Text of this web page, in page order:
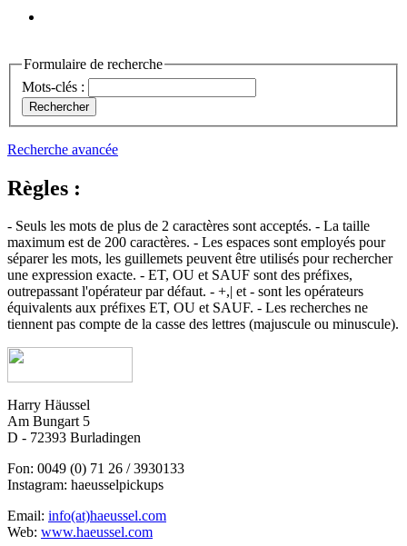
Formulaire de recherche
Mots-clés :
Recherche avancée
Règles :
- Seuls les mots de plus de 2 caractères sont acceptés. - La taille
maximum est de 200 caractères. - Les espaces sont employés pour
séparer les mots, les guillemets peuvent être utilisés pour rechercher
une expression exacte. - ET, OU et SAUF sont des préfixes,
outrepassant l'opérateur par défaut. - +,| et - sont les opérateurs
équivalents aux préfixes ET, OU et SAUF. - Les recherches ne
tiennent pas compte de la casse des lettres (majuscule ou minuscule).
Harry Häussel
Am Bungart 5
D - 72393 Burladingen
Fon: 0049 (0) 71 26 / 3930133
Instagram: haeusselpickups
Email: info(at)haeussel.com
Web: www.haeussel.com